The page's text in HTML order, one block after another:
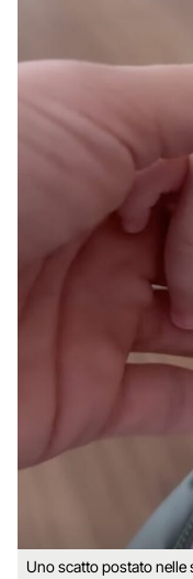
Uno scatto postato nelle